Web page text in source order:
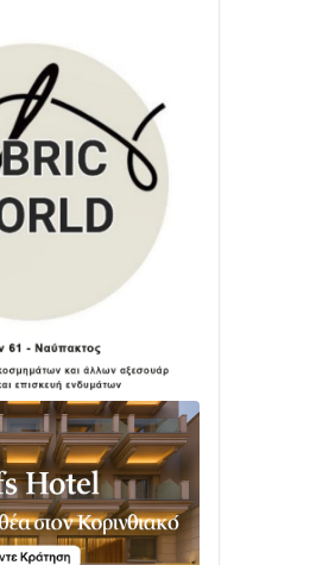
ΣΥΝΑΓΕΡΜΟΣ
ΓΙΑ ΦΩΤΙΑ ΣΤΟΝ
ΓΡΑΝΙΤΣΑ